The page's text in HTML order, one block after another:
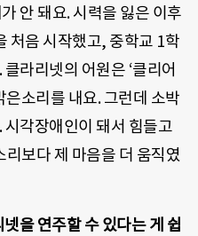
안 돼요. 시력을 잃은 이후
처음 시작했고, 중학교 1학
라리넷의 어원은 ‘클리어
소리를 내요. 그런데 소박
각장애인이 돼서 힘들고
보다 제 마음을 더 움직였
을 연주할 수 있다는 게 쉽